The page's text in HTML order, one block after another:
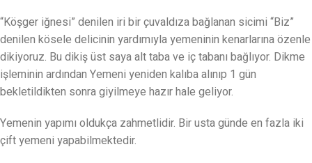
“Köşger iğnesi” denilen iri bir çuvaldıza bağlanan sicimi “Biz”
denilen kösele delicinin yardımıyla yemeninin kenarlarına özenle
dikiyoruz. Bu dikiş üst saya alt taba ve iç tabanı bağlıyor. Dikme
işleminin ardından Yemeni yeniden kalıba alınıp 1 gün
bekletildikten sonra giyilmeye hazır hale geliyor.
Yemenin yapımı oldukça zahmetlidir. Bir usta günde en fazla iki
çift yemeni yapabilmektedir.